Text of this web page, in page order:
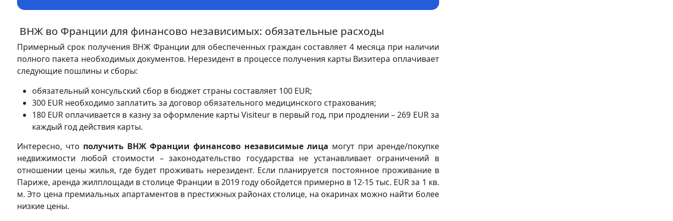
ВНЖ во Франции для финансово независимых: обязательные расходы
Примерный срок получения ВНЖ Франции для обеспеченных граждан составляет 4 месяца при наличии
полного пакета необходимых документов. Нерезидент в процессе получения карты Визитера оплачивает
следующие пошлины и сборы:
обязательный консульский сбор в бюджет страны составляет 100 EUR;
300 EUR необходимо заплатить за договор обязательного медицинского страхования;
180 EUR оплачивается в казну за оформление карты Visiteur в первый год, при продлении – 269 EUR за
каждый год действия карты.
Интересно, что получить ВНЖ Франции финансово независимые лица могут при аренде/покупке
недвижимости любой стоимости – законодательство государства не устанавливает ограничений в
отношении цены жилья, где будет проживать нерезидент. Если планируется постоянное проживание в
Париже, аренда жилплощади в столице Франции в 2019 году обойдется примерно в 12-15 тыс. EUR за 1 кв.
м. Это цена премиальных апартаментов в престижных районах столице, на окаринах можно найти более
низкие цены.